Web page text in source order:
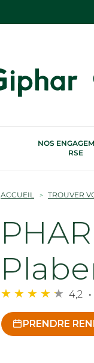
NOS
RSE
ACCUEIL TROUVER
4,2
PRENDRE